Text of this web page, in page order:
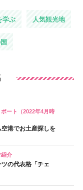
学ぶ 人気観光地
ート（2022年4月時
港でお土産探しを
紹介
の代表格「チェ